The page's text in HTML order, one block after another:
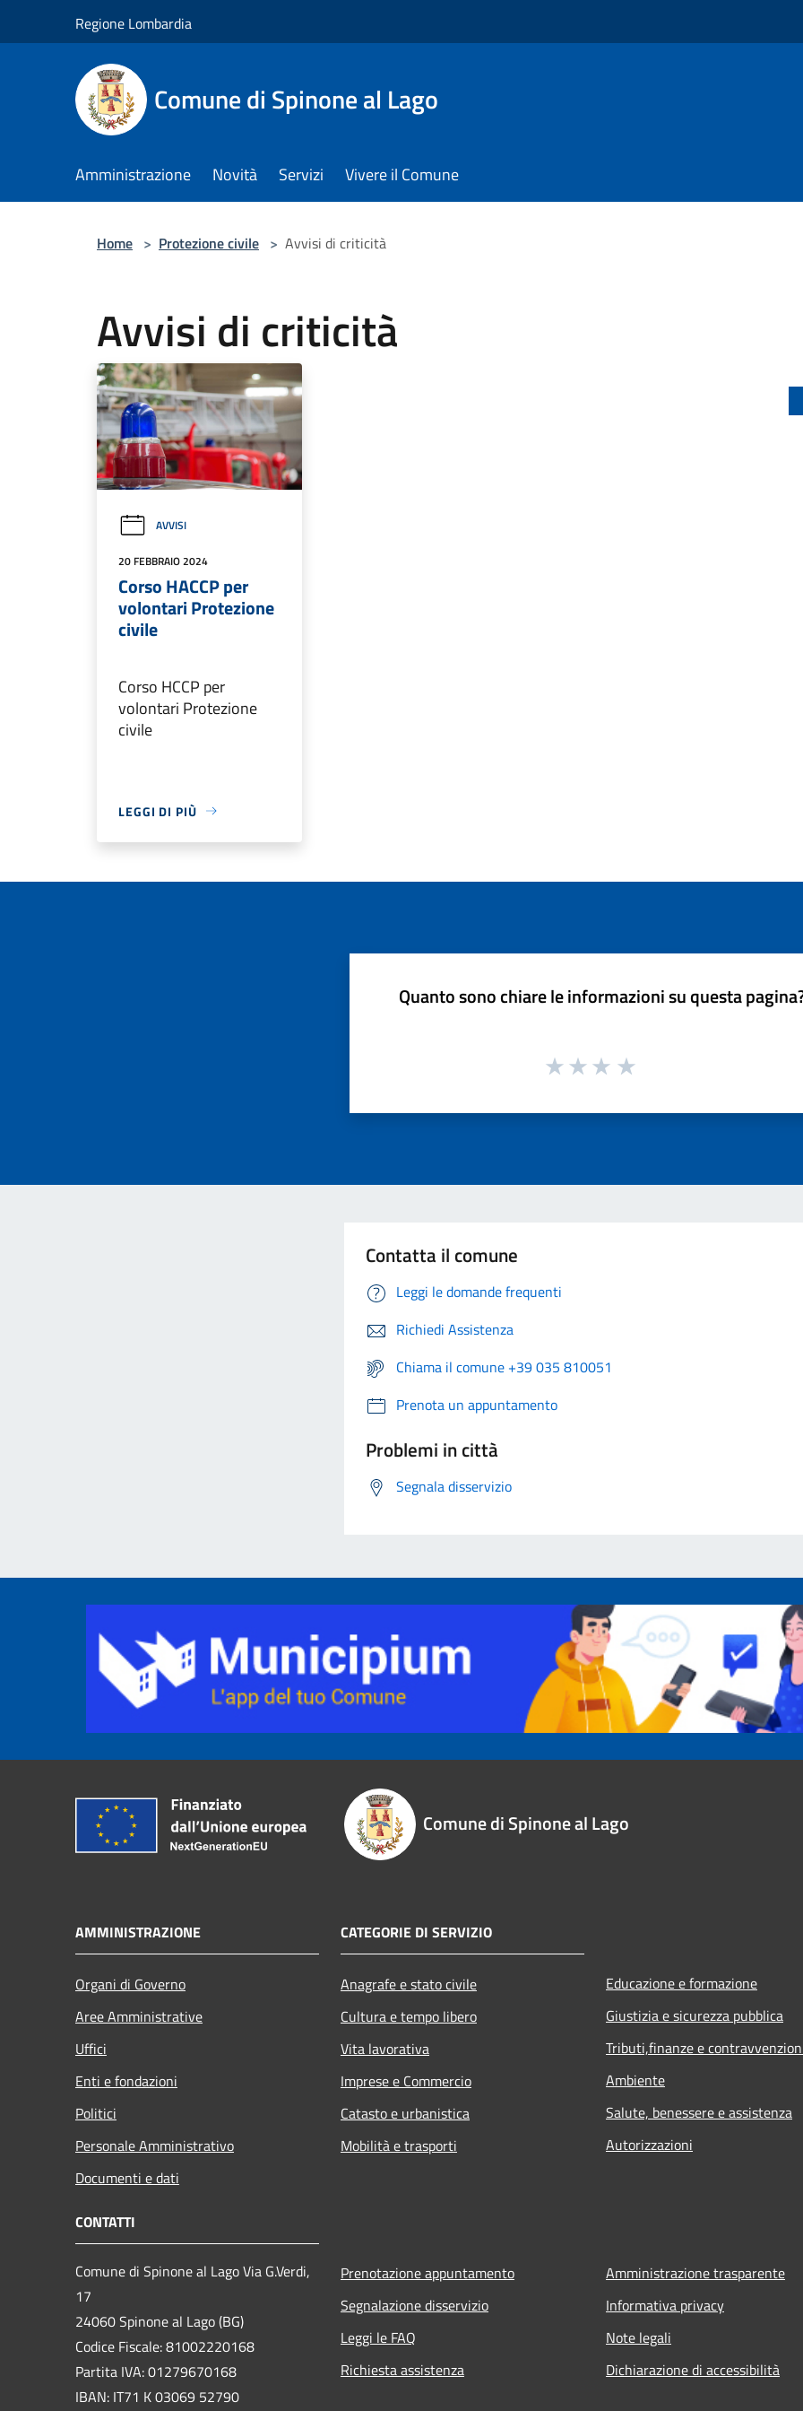
Regione Lombardia
Comune di Spinone al Lago
Amministrazione Novità Servizi Vivere il Comune
Home > Protezione civile > Avvisi di criticità
Avvisi di criticità
AVVISI
20 FEBBRAIO 2024
Corso HACCP per
volontari Protezione
civile
Corso HCCP per
volontari Protezione
civile
LEGGI DI PIÙ
Quanto sono chiare le informazioni su questa
Contatta il comune
Leggi le domande frequenti
Richiedi Assistenza
Chiama il comune +39 035 810051
Prenota un appuntamento
Problemi in città
Segnala disservizio
Comune di Spinone al Lago
AMMINISTRAZIONE
Organi di Governo
Aree Amministrative
Uffici
Enti e fondazioni
Politici
Personale Amministrativo
Documenti e dati
CATEGORIE DI SERVIZIO
Anagrafe e stato civile
Cultura e tempo libero
Vita lavorativa
Imprese e Commercio
Catasto e urbanistica
Mobilità e trasporti
Educazione e formazione
Giustizia e sicurezza pubblica
Tributi,finanze e
Ambiente
Salute, benessere e assistenza
Autorizzazioni
CONTATTI
Comune di Spinone al Lago Via G.Verdi,
17
24060 Spinone al Lago (BG)
Codice Fiscale: 81002220168
Partita IVA: 01279670168
IBAN: IT71 K 03069 52790
Prenotazione appuntamento
Segnalazione disservizio
Leggi le FAQ
Richiesta assistenza
Amministrazione trasparente
Informativa privacy
Note legali
Dichiarazione di accessibilità